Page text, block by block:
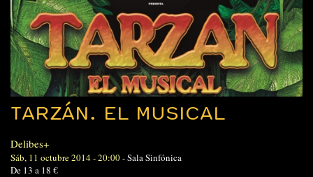
TARZÁN. EL MUSICAL
Delibes+
Sáb, 11 octubre 2014 - 20:00-Sala Sinfónica
De 13 a 18 €